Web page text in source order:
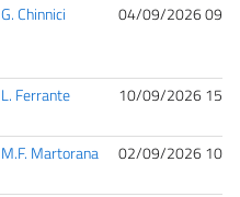
G. Chinnici 04/09/2026
L. Ferrante 10/09/2026
M.F. Martorana 02/09/2026